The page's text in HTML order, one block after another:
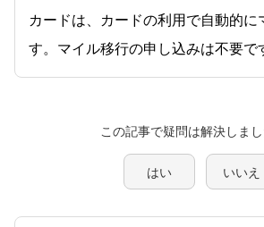
カードは、カードの利用で自動的に
す。マイル移行の申し込みは不要で
この記事で疑問は解決しま
はい いいえ